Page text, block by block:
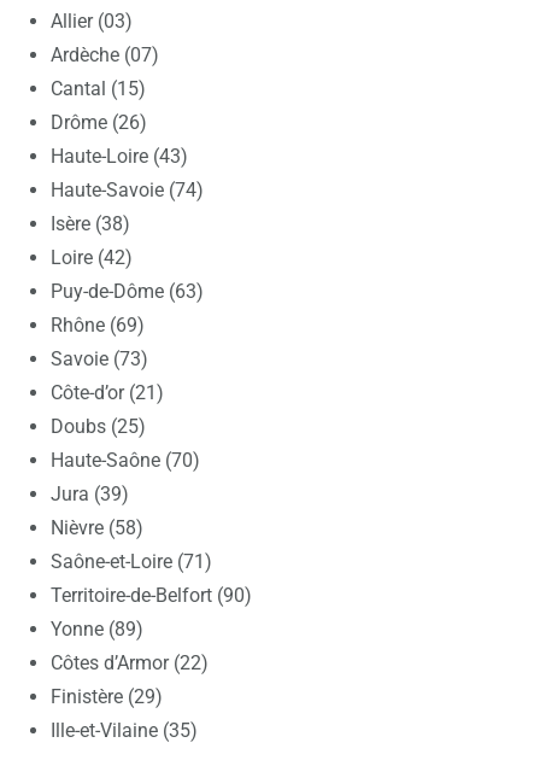
Allier (03)
Ardèche (07)
Cantal (15)
Drôme (26)
Haute-Loire (43)
Haute-Savoie (74)
Isère (38)
Loire (42)
Puy-de-Dôme (63)
Rhône (69)
Savoie (73)
Côte-d’or (21)
Doubs (25)
Haute-Saône (70)
Jura (39)
Nièvre (58)
Saône-et-Loire (71)
Territoire-de-Belfort (90)
Yonne (89)
Côtes d’Armor (22)
Finistère (29)
Ille-et-Vilaine (35)